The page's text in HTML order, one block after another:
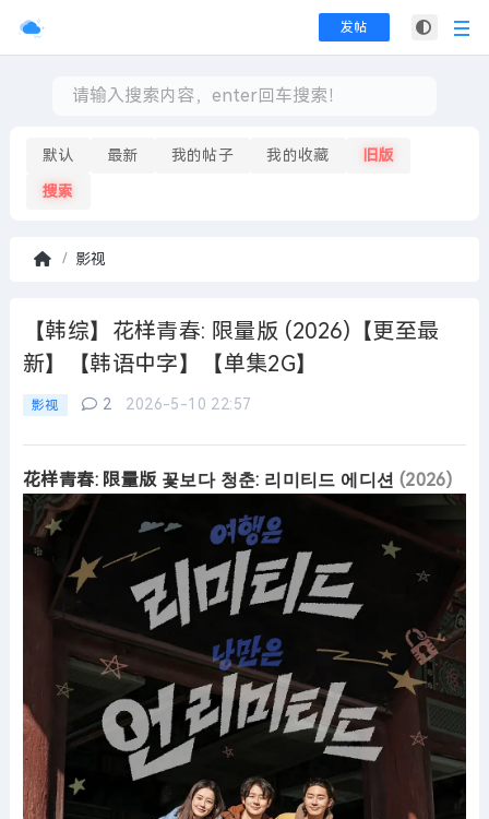
发帖
默认 最新 我的帖子 我的收藏 旧版
搜索
页
影视
【韩综】花样青春: 限量版 (2026)【更至最
新】【韩语中字】【单集2G】
影视 2 2026-5-10 22:57
花样青春: 限量版 꽃보다 청춘: 리미티드 에디션 (2026)